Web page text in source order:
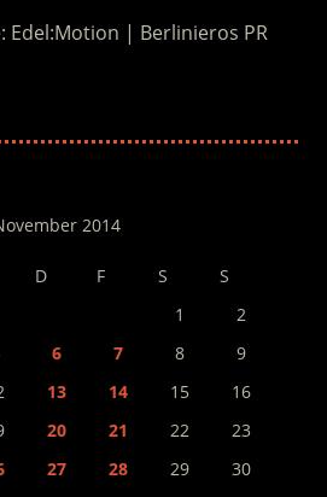
Edel:Motion | Berlinieros PR
2014
D F S
S
1
2
6 7 8
9
13 14 15
16
20 21 22
23
27 28 29
30